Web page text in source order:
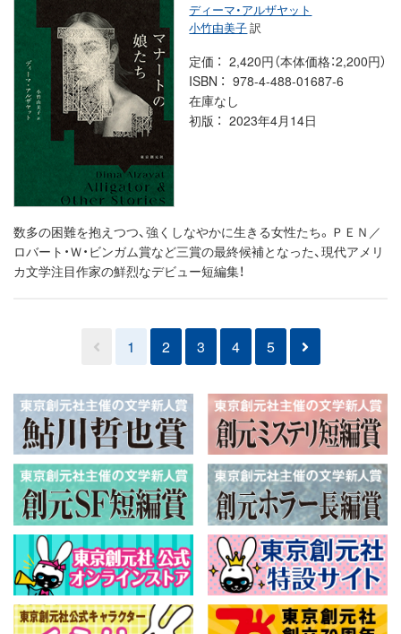
ディーマ・アルザヤット
小竹由美子訳
定価
2,420円（本体価格：2,200円）
ISBN
978-4-488-01687-6
在庫なし
初版
2023年4月14日
数多の困難を抱えつつ、強くしなやかに生きる女性たち。ＰＥＮ／
ロバート・Ｗ・ビンガム賞など三賞の最終候補となった、現代アメリ
カ文学注目作家の鮮烈なデビュー短編集！
1 2 3 4 5